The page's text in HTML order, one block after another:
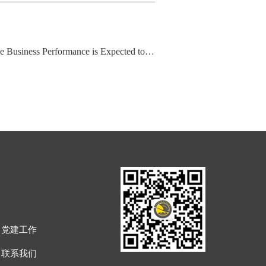
ESSENCE SECURITIES – State – Owned Assets Boost Industry Integration, Number of Students Grow and the Business Performance is Expected to be Released
党建工作
联系我们